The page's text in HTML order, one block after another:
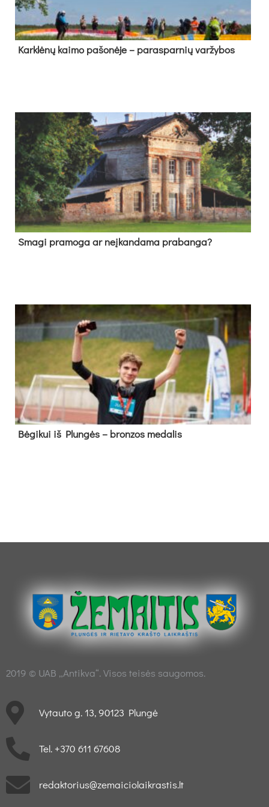
Kark­lė­nų kai­mo pa­šo­nė­je – pa­ras­par­nių var­žy­bos
Sma­gi pra­mo­ga ar neį­kan­da­ma pra­ban­ga?
Bė­gi­kui iš Plun­gės – bron­zos me­da­lis
2019 © UAB „Antikva“. Visos teisės saugomos.
Vytauto g. 13, 90123 Plungė
Tel. +370 611 67608
redaktorius@zemaiciolaikrastis.lt